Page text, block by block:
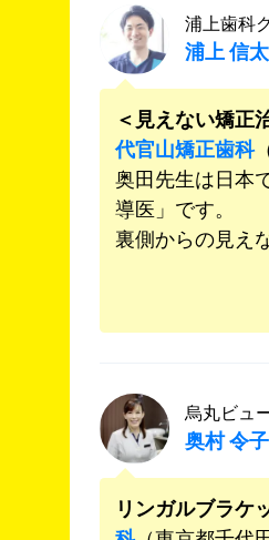
浦上歯科
浦上 信
＜見えない矯正
代官山矯正歯科
奥田先生は日本
導医」です。
裏側からの見え
烏丸ビュ
奥村 令子
リンガルブラケ